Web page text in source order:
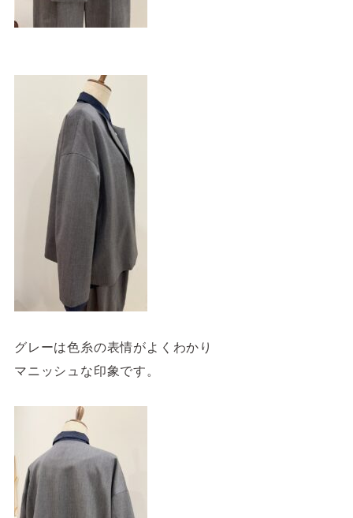
グレーは色糸の表情がよくわかり
マニッシュな印象です。